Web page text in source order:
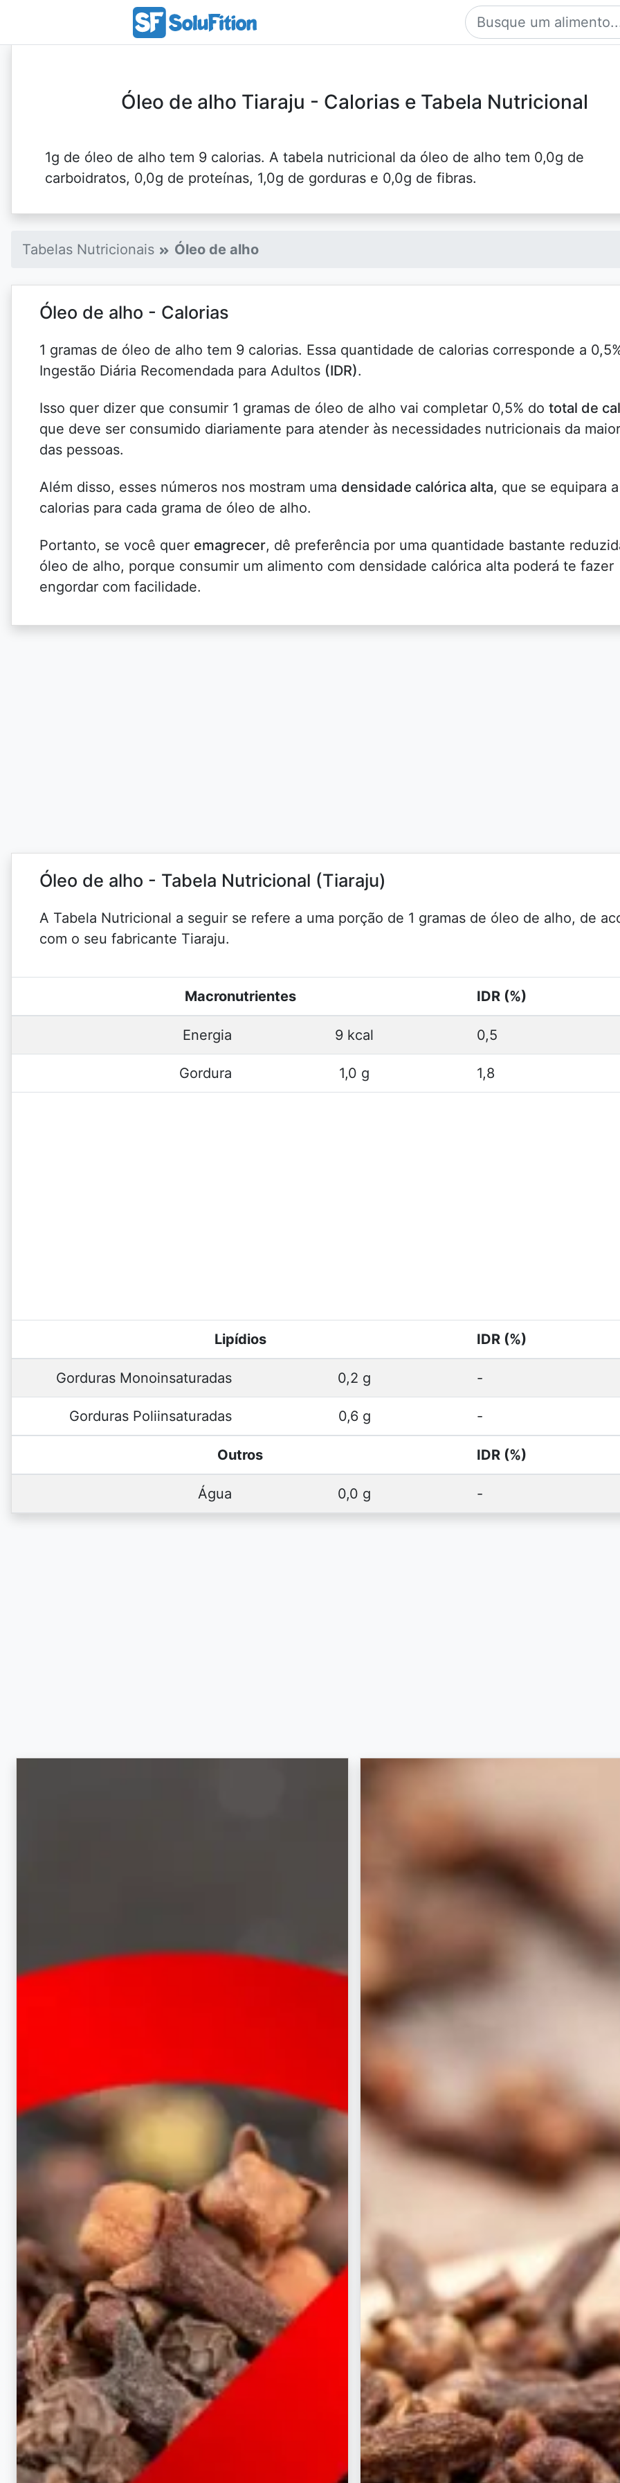
Óleo de alho Tiaraju - Calorias e Tabela Nutricional
1g de óleo de alho tem 9 calorias. A tabela nutricional da óleo de alho tem 0,0g de
carboidratos, 0,0g de proteínas, 1,0g de gorduras e 0,0g de fibras.
Tabelas Nutricionais Óleo de alho
Óleo de alho - Calorias
1 gramas de óleo de alho tem 9 calorias. Essa quantidade de calorias corresponde a
Ingestão Diária Recomendada para Adultos (IDR).
Isso quer dizer que consumir 1 gramas de óleo de alho vai completar 0,5% do total de
que deve ser consumido diariamente para atender às necessidades nutricionais da
das pessoas.
Além disso, esses números nos mostram uma densidade calórica alta, que se equipara
calorias para cada grama de óleo de alho.
Portanto, se você quer emagrecer, dê preferência por uma quantidade bastante
óleo de alho, porque consumir um alimento com densidade calórica alta poderá te fazer
engordar com facilidade.
Óleo de alho - Tabela Nutricional (Tiaraju)
A Tabela Nutricional a seguir se refere a uma porção de 1 gramas de óleo de alho, de
com o seu fabricante Tiaraju.
Macronutrientes IDR (%)
Energia 9 kcal 0,5
Gordura 1,0 g 1,8
Lipídios IDR (%)
Gorduras Monoinsaturadas 0,2 g -
Gorduras Poliinsaturadas 0,6 g -
Outros IDR (%)
Água 0,0 g -